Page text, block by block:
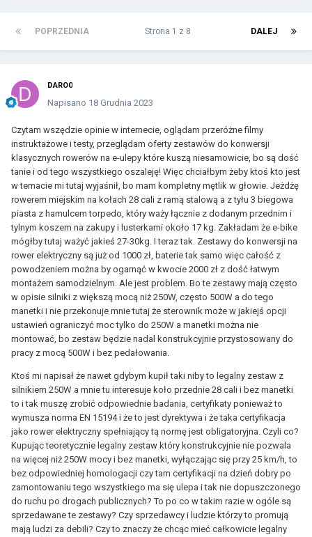
POPRZEDNIA DALEJ
Strona 1 z 8
DARO0
Napisano 18 Grudnia 2023
Czytam wszędzie opinie w internecie, oglądam przeróżne filmy
instruktażowe i testy, przeglądam oferty zestawów do konwersji
klasycznych rowerów na e-ulepy które kuszą niesamowicie, bo są dość
tanie i od tego wszystkiego oszaleję! Więc chciałbym żeby ktoś kto jest
w temacie mi tutaj wyjaśnił, bo mam kompletny mętlik w głowie. Jeżdżę
rowerem miejskim na kołach 28 cali z ramą stalową a z tyłu 3 biegowa
piasta z hamulcem torpedo, który waży łącznie z dodanym przednim i
tylnym koszem na zakupy i lusterkami około 17 kg. Zakładam że e-bike
mógłby tutaj ważyć jakieś 27-30kg. I teraz tak. Zestawy do konwersji na
rower elektryczny są już od 1000 zł, baterie tak samo więc całość z
powodzeniem można by ogarnąć w kwocie 2000 zł z dość łatwym
montażem samodzielnym. Ale jest problem. Bo te zestawy mają często
w opisie silniki z większą mocą niż 250W, często 500W a do tego
manetki i nie przekonuje mnie tutaj że sterownik może w jakiejś opcji
ustawień ograniczyć moc tylko do 250W a manetki można nie
montować, bo zestaw będzie nadal konstrukcyjnie przystosowany do
pracy z mocą 500W i bez pedałowania.
Ktoś mi napisał że nawet gdybym kupił taki niby to legalny zestaw z
silnikiem 250W a mnie tu interesuje koło przednie 28 cali i bez manetki
to i tak muszę zrobić odpowiednie badania, certyfikaty ponieważ to
wymusza norma EN 15194 i że to jest dyrektywa i że taka certyfikacja
jako rower elektryczny spełniający tą normę jest obligatoryjna. Czyli co?
Kupując teoretycznie legalny zestaw który konstrukcyjnie nie pozwala
na więcej niż 250W mocy i bez manetki, wyłączając się przy 25 km/h, to
bez odpowiedniej homologacji czy tam certyfikacji na dzień dobry po
zamontowaniu tego wszystkiego ma się ulepa i tak nie dopuszczonego
do ruchu po drogach publicznych? To po co w takim razie w ogóle są
sprzedawane te zestawy? Czy sprzedawcy i ludzie którzy to promują
mają ludzi za debili? Czy to znaczy że chcąc mieć całkowicie legalny